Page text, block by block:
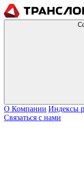
О Компании Индексы
Связаться с нами